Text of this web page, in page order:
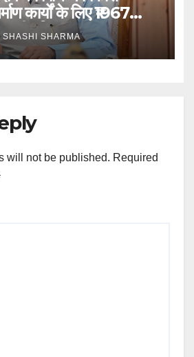
कार्यों के लिए ₹1967
स्वीकृति
SHASHI SHARMA
will not be published. Required